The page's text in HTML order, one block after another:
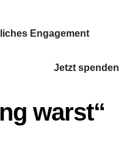
Engagement
Jetzt spenden
warst“